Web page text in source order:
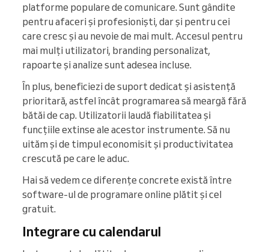
platforme populare de comunicare. Sunt gândite
pentru afaceri și profesioniști, dar și pentru cei
care cresc și au nevoie de mai mult. Accesul pentru
mai mulți utilizatori, branding personalizat,
rapoarte și analize sunt adesea incluse.
În plus, beneficiezi de suport dedicat și asistență
prioritară, astfel încât programarea să meargă fără
bătăi de cap. Utilizatorii laudă fiabilitatea și
funcțiile extinse ale acestor instrumente. Să nu
uităm și de timpul economisit și productivitatea
crescută pe care le aduc.
Hai să vedem ce diferențe concrete există între
software-ul de programare online plătit și cel
gratuit.
Integrare cu calendarul